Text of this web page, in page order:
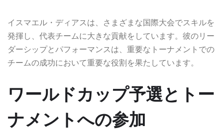
イスマエル・ディアスは、さまざまな国際大会でスキルを
発揮し、代表チームに大きな貢献をしています。彼のリー
ダーシップとパフォーマンスは、重要なトーナメントでの
チームの成功において重要な役割を果たしています。
ワールドカップ予選とトー
ナメントへの参加